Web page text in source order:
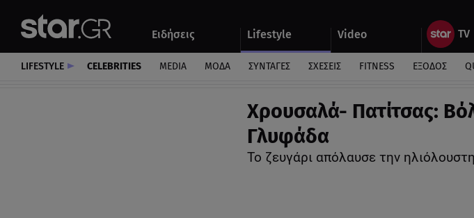
Ειδήσεις Lifestyle Video
Αυτοκίνητο
LIFESTYLE CELEBRITIES MEDIA ΜΟΔΑ ΣΥΝΤΑΓΕΣ ΣΧΕΣΕΙΣ FITNESS ΕΞΟΔΟΣ
Xρουσαλά- Πατίτσας:
Γλυφάδα
To ζευγάρι απόλαυσε την